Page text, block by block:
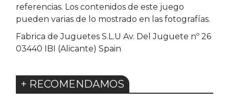
referencias. Los contenidos de este juego
pueden varias de lo mostrado en las fotografías.
Fabrica de Juguetes S.L.U Av. Del Juguete nº 26
03440 IBI (Alicante) Spain
+ RECOMENDAMOS